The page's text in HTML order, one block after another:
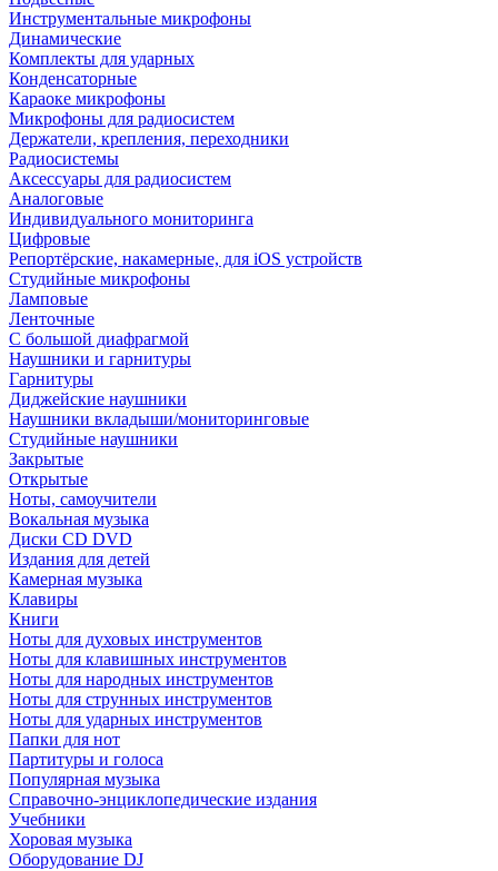
Инструментальные микрофоны
Динамические
Комплекты для ударных
Конденсаторные
Караоке микрофоны
Микрофоны для радиосистем
Держатели, крепления, переходники
Радиосистемы
Аксессуары для радиосистем
Аналоговые
Индивидуального мониторинга
Цифровые
Репортёрские, накамерные, для iOS устройств
Студийные микрофоны
Ламповые
Ленточные
С большой диафрагмой
Наушники и гарнитуры
Гарнитуры
Диджейские наушники
Наушники вкладыши/мониторинговые
Студийные наушники
Закрытые
Открытые
Ноты, самоучители
Вокальная музыка
Диски CD DVD
Издания для детей
Камерная музыка
Клавиры
Книги
Ноты для духовых инструментов
Ноты для клавишных инструментов
Ноты для народных инструментов
Ноты для струнных инструментов
Ноты для ударных инструментов
Папки для нот
Партитуры и голоса
Популярная музыка
Справочно-энциклопедические издания
Учебники
Хоровая музыка
Оборудование DJ